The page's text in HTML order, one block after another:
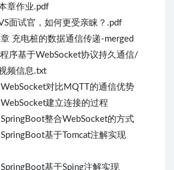
章作业.pdf
面试官，如何更受亲睐？.pdf
充电桩的数据通信传递-merged
序基于WebSocket协议持久通信/
频信息.txt
对比MQTT的通信优势
建立连接的过程
整合WebSocket的方式
基于Tomcat注解实现
基于Sping注解实现